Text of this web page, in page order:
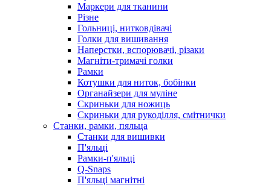
Маркери для тканини
Різне
Гольниці, нитковдівачі
Голки для вишивання
Наперстки, вспорювачі, різаки
Магніти-тримачі голки
Рамки
Котушки для ниток, бобінки
Органайзери для муліне
Скриньки для ножиць
Скриньки для рукоділля, смітнички
Станки, рамки, пяльца
Станки для вишивки
П'яльці
Рамки-п'яльці
Q-Snaps
П'яльці магнітні